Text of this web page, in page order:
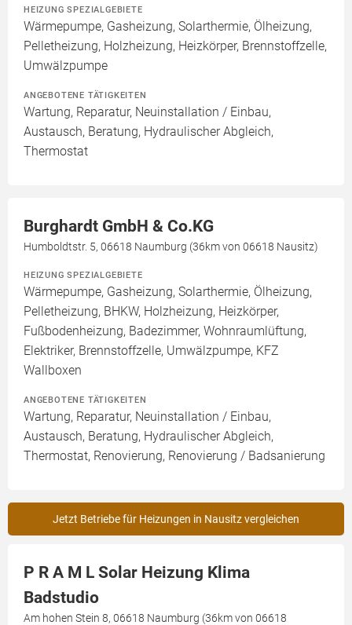
HEIZUNG SPEZIALGEBIETE
Wärmepumpe, Gasheizung, Solarthermie, Ölheizung,
Pelletheizung, Holzheizung, Heizkörper, Brennstoffzelle,
Umwälzpumpe
ANGEBOTENE TÄTIGKEITEN
Wartung, Reparatur, Neuinstallation / Einbau,
Austausch, Beratung, Hydraulischer Abgleich,
Thermostat
Burghardt GmbH & Co.KG
Humboldtstr. 5, 06618 Naumburg (36km von 06618 Nausitz)
HEIZUNG SPEZIALGEBIETE
Wärmepumpe, Gasheizung, Solarthermie, Ölheizung,
Pelletheizung, BHKW, Holzheizung, Heizkörper,
Fußbodenheizung, Badezimmer, Wohnraumlüftung,
Elektriker, Brennstoffzelle, Umwälzpumpe, KFZ
Wallboxen
ANGEBOTENE TÄTIGKEITEN
Wartung, Reparatur, Neuinstallation / Einbau,
Austausch, Beratung, Hydraulischer Abgleich,
Thermostat, Renovierung, Renovierung / Badsanierung
Jetzt Betriebe für Heizungen in Nausitz vergleichen
P R A M L Solar Heizung Klima
Badstudio
Am hohen Stein 8, 06618 Naumburg (36km von 06618